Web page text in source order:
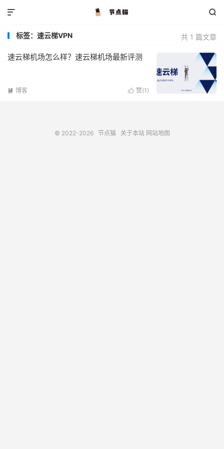


共 1 篇文章
标签：速云梯VPN
速云梯机场怎么样？速云梯机场最新评测
 赞(1 )
 博客
© 2022-2026 节点猫 关于本站 网站地图